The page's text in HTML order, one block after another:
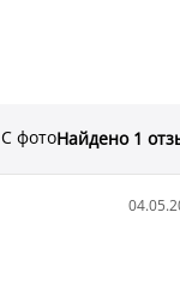
С фотоНайдено 1